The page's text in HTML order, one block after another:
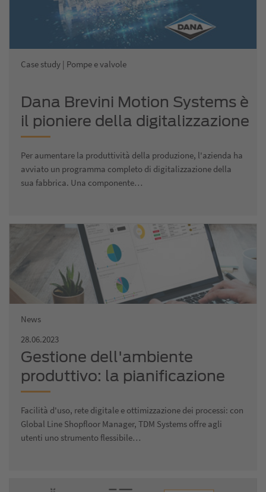
Case study | Pompe e valvole
Dana Brevini Motion Systems è
il pioniere della digitalizzazione
delle fabbriche in Italia
Per aumentare la produttività della produzione, l'azienda ha
avviato un programma completo di digitalizzazione della
sua fabbrica. Una componente…
News
28.06.2023
Gestione dell'ambiente
produttivo: la pianificazione
digitale dei processi reali offre
una nuova trasparenza nel
settore manifatturiero
Facilità d'uso, rete digitale e ottimizzazione dei processi: con
Global Line Shopfloor Manager, TDM Systems offre agli
utenti uno strumento flessibile…